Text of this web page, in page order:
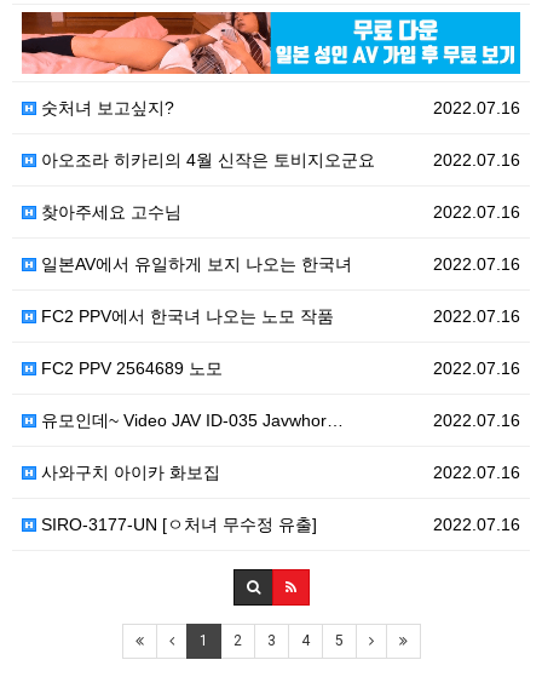
2022.07.16
2022.07.16
숫처녀 보고싶지?
2022.07.16
아오조라 히카리의 4월 신작은 토비지오군요
2022.07.16
찾아주세요 고수님
2022.07.16
일본AV에서 유일하게 보지 나오는 한국녀
2022.07.16
FC2 PPV에서 한국녀 나오는 노모 작품
2022.07.16
FC2 PPV 2564689 노모
2022.07.16
유모인데~ Video JAV ID-035 Javwhor…
2022.07.16
사와구치 아이카 화보집
2022.07.16
SIRO-3177-UN [ㅇ처녀 무수정 유출]
1 2 3 4 5